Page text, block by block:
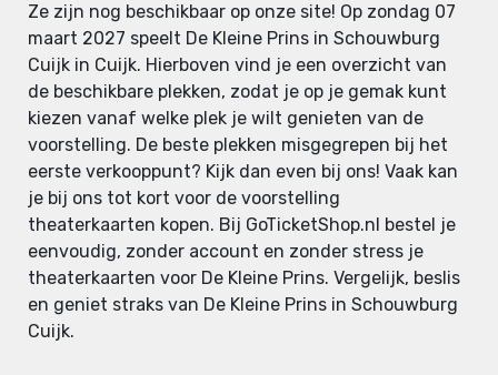
Ze zijn nog beschikbaar op onze site! Op zondag 07
maart 2027 speelt De Kleine Prins in Schouwburg
Cuijk in Cuijk. Hierboven vind je een overzicht van
de beschikbare plekken, zodat je op je gemak kunt
kiezen vanaf welke plek je wilt genieten van de
voorstelling. De beste plekken misgegrepen bij het
eerste verkooppunt? Kijk dan even bij ons! Vaak kan
je bij ons tot kort voor de voorstelling
theaterkaarten kopen. Bij GoTicketShop.nl bestel je
eenvoudig, zonder account en zonder stress je
theaterkaarten voor De Kleine Prins. Vergelijk, beslis
en geniet straks van De Kleine Prins in Schouwburg
Cuijk.